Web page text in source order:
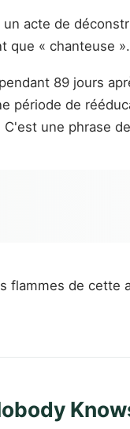
acte de
que « chanteuse ».
89 jours
période de
une phrase
flammes de